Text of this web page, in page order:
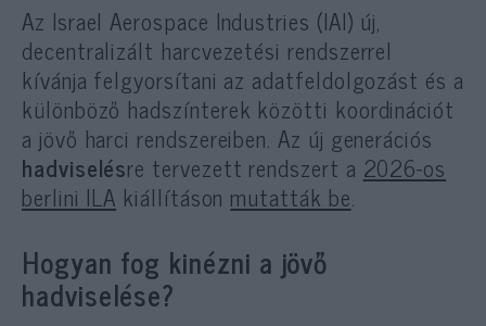
Az Israel Aerospace Industries (IAI) új,
decentralizált harcvezetési rendszerrel
kívánja felgyorsítani az adatfeldolgozást és a
különböző hadszínterek közötti koordinációt
a jövő harci rendszereiben. Az új generációs
hadviselésre tervezett rendszert a 2026-os
berlini ILA kiállításon mutatták be.
Hogyan fog kinézni a jövő
hadviselése?